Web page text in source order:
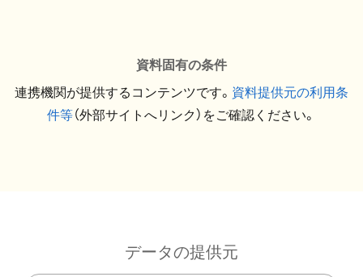
資料固有の条件
連携機関が提供するコンテンツです。 資料提供元の利用条
件等（外部サイトへリンク）をご確認ください。
データの提供元